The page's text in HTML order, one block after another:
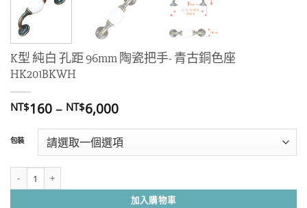
K型 純白 孔距 96mm 陶瓷把手- 青古銅色座
HK201BKWH
NT$160– NT$6,000價
範
圍：
NT$160
NT$6,000
包裝
加入購物車